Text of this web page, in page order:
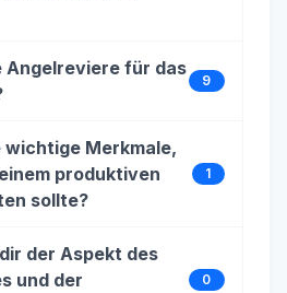
Angelreviere für das
9
wichtige Merkmale,
produktiven
sollte?
1
der Aspekt des
und der
0